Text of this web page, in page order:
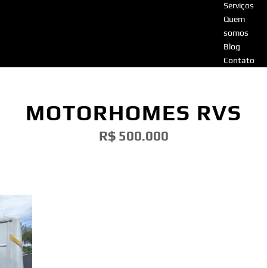
Serviços
Quem
somos
Blog
Contato
MOTORHOMES RVS
R$ 500.000